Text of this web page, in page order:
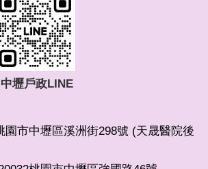
中壢戶政LINE
園市中壢區溪洲街298號 (天晟醫院後